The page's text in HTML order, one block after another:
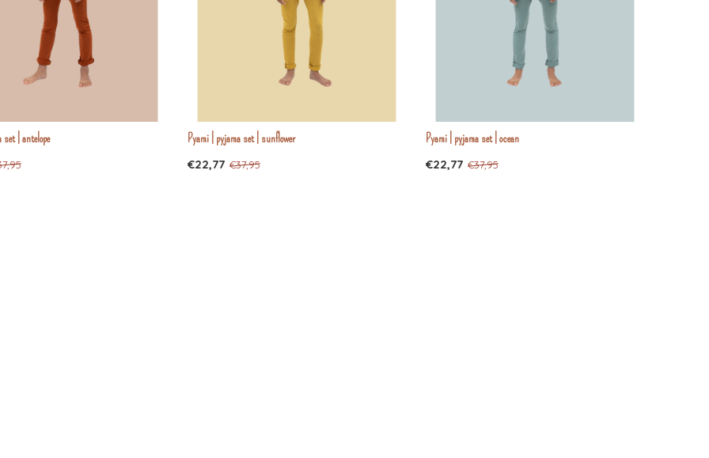
set | antelope Pyami | pyjama set | sunflower
€22,77 €37,95
Pyami | pyjama set | ocean
€22,77 €37,95